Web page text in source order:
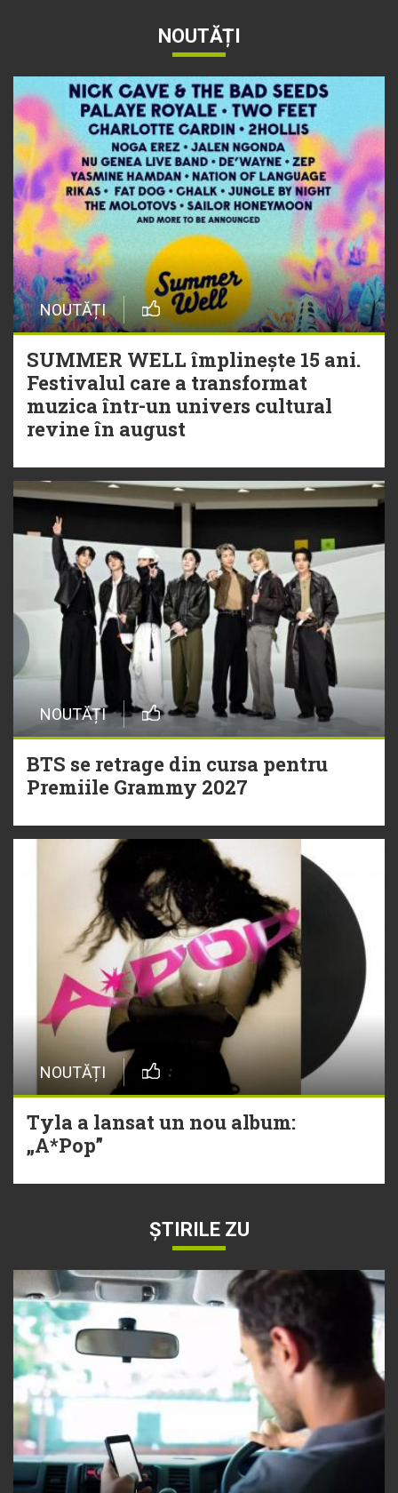
NOUTĂȚI
NOUTĂȚI
SUMMER WELL împlinește 15 ani.
Festivalul care a transformat
muzica într-un univers cultural
revine în august
NOUTĂȚI
BTS se retrage din cursa pentru
Premiile Grammy 2027
NOUTĂȚI
Tyla a lansat un nou album:
„A*Pop”
ȘTIRILE ZU